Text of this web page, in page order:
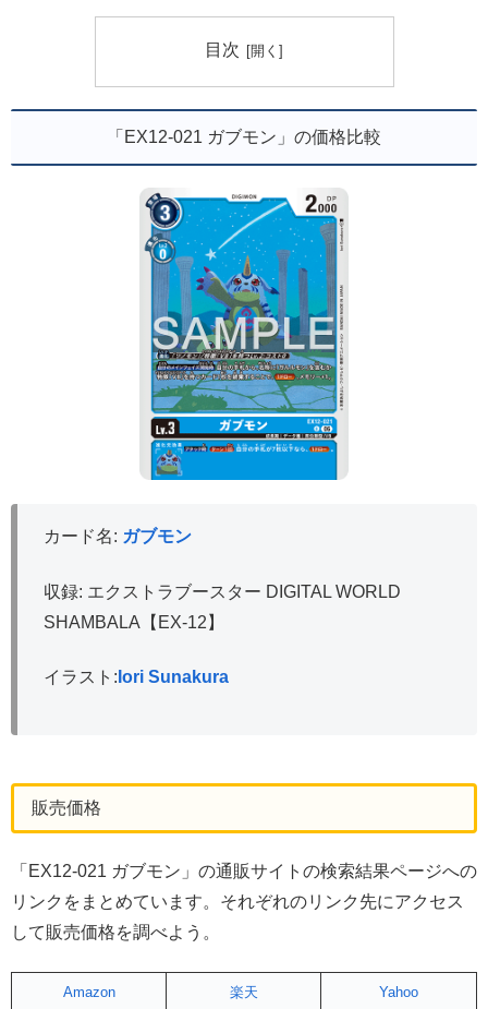
目次
「EX12-021 ガブモン」の価格比較
カード名: ガブモン
収録: エクストラブースター DIGITAL WORLD
SHAMBALA【EX-12】
イラスト: Iori Sunakura
販売価格
「EX12-021 ガブモン」の通販サイトの検索結果ページへの
リンクをまとめています。それぞれのリンク先にアクセス
して販売価格を調べよう。
Amazon 楽天 Yahoo